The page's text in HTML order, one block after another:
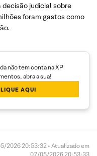
decisão judicial sobre
foram gastos como
não tem conta na XP
abra a sua!
AQUI
2026 20:53:32 • Atualizado em
07/05/2026 20:53:33